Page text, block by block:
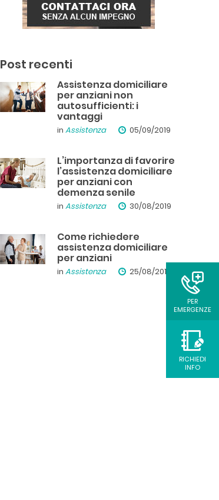
PER
EMERGENZE
RICHIEDI
INFO
Post recenti
Assistenza domiciliare
per anziani non
autosufficienti: i
vantaggi
in Assistenza 05/09/2019
L’importanza di favorire
l’assistenza domiciliare
per anziani con
demenza senile
in Assistenza 30/08/2019
Come richiedere
assistenza domiciliare
per anziani
in Assistenza 25/08/2019